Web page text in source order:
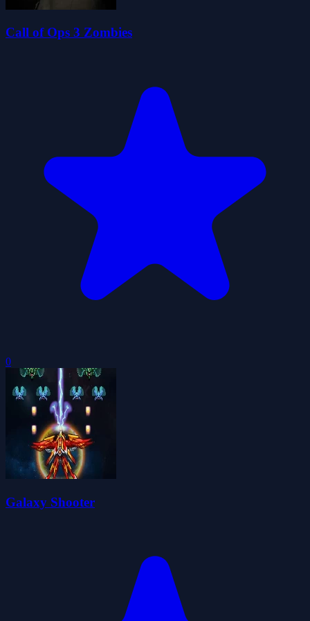
Call of Ops 3 Zombies
0
Galaxy Shooter